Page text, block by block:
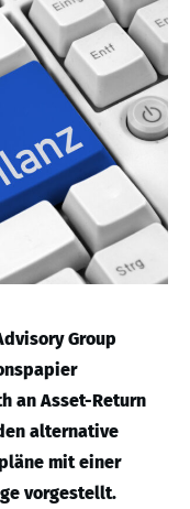
Group
an Asset-Return
alternative
mit einer
vorgestellt.